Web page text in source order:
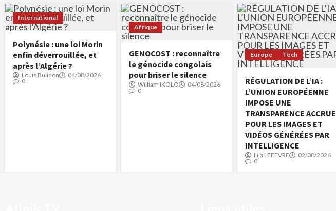
International
Polynésie : une loi Morin
enfin déverrouillée, et
après l’Algérie ?
Louis Bulidon
04/08/2026
0
Afrique
GENOCOST : reconnaître
le génocide congolais
pour briser le silence
William IKOLO
04/08/2026
0
Europe Tech
RÉGULATION DE L’IA :
L’UNION EUROPÉENNE
IMPOSE UNE
TRANSPARENCE ACCRUE
POUR LES IMAGES ET
VIDÉOS GÉNÉRÉES PAR
INTELLIGENCE
Lila LEFEVRE
02/08/2026
0